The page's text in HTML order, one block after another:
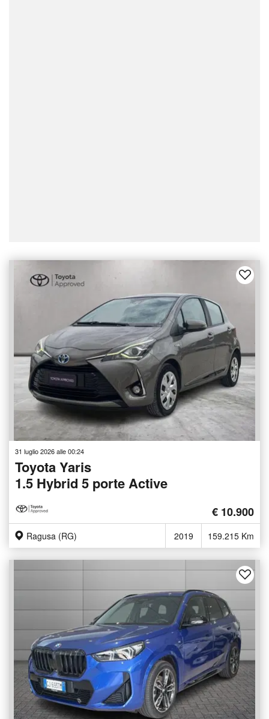
31 luglio 2026 alle 00:24
Toyota Yaris
1.5 Hybrid 5 porte Active
€ 10.900
Ragusa (RG) 2019 159.215 Km